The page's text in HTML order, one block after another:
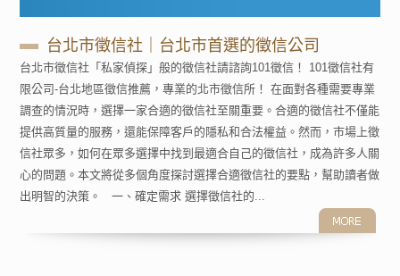
台北市徵信社｜台北市首選的徵信公司
台北市徵信社「私家偵探」般的徵信社請諮詢101徵信！ 101徵信社有
限公司-台北地區徵信推薦，專業的北市徵信所！ 在面對各種需要專業
調查的情況時，選擇一家合適的徵信社至關重要。合適的徵信社不僅能
提供高質量的服務，還能保障客戶的隱私和合法權益。然而，市場上徵
信社眾多，如何在眾多選擇中找到最適合自己的徵信社，成為許多人關
心的問題。本文將從多個角度探討選擇合適徵信社的要點，幫助讀者做
出明智的決策。 一、確定需求 選擇徵信社的...